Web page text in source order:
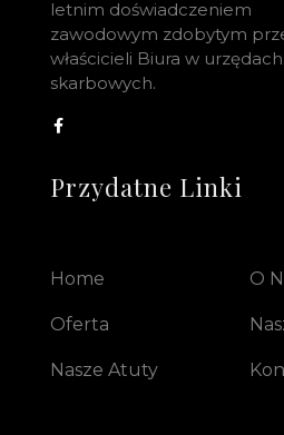
letnim doświadczeniem
zawodowym zdobytym
właścicieli Biura w urzędach
skarbowych.
Przydatne Linki
Home O
Oferta
Nasze Atuty